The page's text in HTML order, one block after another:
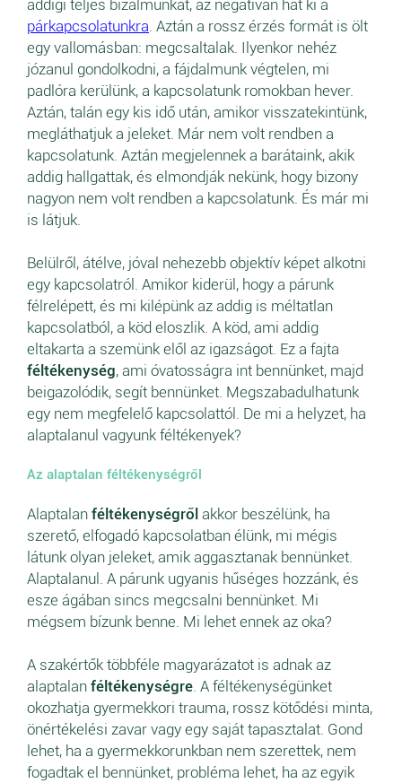
addigi teljes bizalmunkat, az negatívan hat ki a
párkapcsolatunkra. Aztán a rossz érzés formát is ölt
egy vallomásban: megcsaltalak. Ilyenkor nehéz
józanul gondolkodni, a fájdalmunk végtelen, mi
padlóra kerülünk, a kapcsolatunk romokban hever.
Aztán, talán egy kis idő után, amikor visszatekintünk,
megláthatjuk a jeleket. Már nem volt rendben a
kapcsolatunk. Aztán megjelennek a barátaink, akik
addig hallgattak, és elmondják nekünk, hogy bizony
nagyon nem volt rendben a kapcsolatunk. És már mi
is látjuk.
Belülről, átélve, jóval nehezebb objektív képet alkotni
egy kapcsolatról. Amikor kiderül, hogy a párunk
félrelépett, és mi kilépünk az addig is méltatlan
kapcsolatból, a köd eloszlik. A köd, ami addig
eltakarta a szemünk elől az igazságot. Ez a fajta
féltékenység, ami óvatosságra int bennünket, majd
beigazolódik, segít bennünket. Megszabadulhatunk
egy nem megfelelő kapcsolattól. De mi a helyzet, ha
alaptalanul vagyunk féltékenyek?
Az alaptalan féltékenységről
Alaptalan féltékenységről akkor beszélünk, ha
szerető, elfogadó kapcsolatban élünk, mi mégis
látunk olyan jeleket, amik aggasztanak bennünket.
Alaptalanul. A párunk ugyanis hűséges hozzánk, és
esze ágában sincs megcsalni bennünket. Mi
mégsem bízunk benne. Mi lehet ennek az oka?
A szakértők többféle magyarázatot is adnak az
alaptalan féltékenységre. A féltékenységünket
okozhatja gyermekkori trauma, rossz kötődési minta,
önértékelési zavar vagy egy saját tapasztalat. Gond
lehet, ha a gyermekkorunkban nem szerettek, nem
fogadtak el bennünket, probléma lehet, ha az egyik